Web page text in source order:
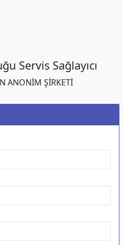
Servis Sağlayıcı
ANONİM ŞİRKETİ